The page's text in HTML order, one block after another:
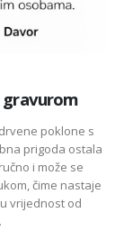
gravurom
poklone s
prigoda ostala
i može se
čime nastaje
vrijednost od